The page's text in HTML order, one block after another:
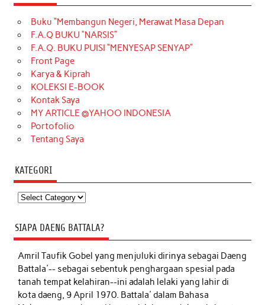
Buku “Membangun Negeri, Merawat Masa Depan
F.A.Q BUKU “NARSIS”
F.A.Q. BUKU PUISI “MENYESAP SENYAP”
Front Page
Karya & Kiprah
KOLEKSI E-BOOK
Kontak Saya
MY ARTICLE @YAHOO INDONESIA
Portofolio
Tentang Saya
KATEGORI
Kategori
SIAPA DAENG BATTALA?
Amril Taufik Gobelyang menjuluki dirinya sebagai Daeng
Battala'-- sebagai sebentuk penghargaan spesial pada
tanah tempat kelahiran--ini adalah lelaki yang lahir di
kota daeng, 9 April 1970. Battala' dalam Bahasa